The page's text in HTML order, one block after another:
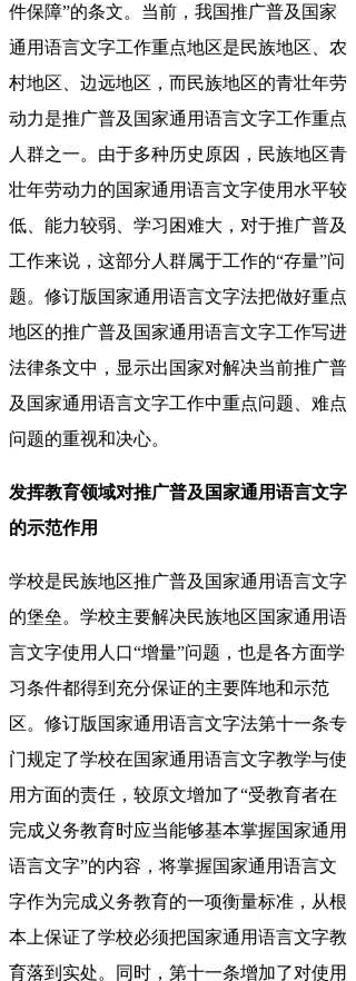
件保障”的条文。当前，我国推广普及国家
通用语言文字工作重点地区是民族地区、农
村地区、边远地区，而民族地区的青壮年劳
动力是推广普及国家通用语言文字工作重点
人群之一。由于多种历史原因，民族地区青
壮年劳动力的国家通用语言文字使用水平较
低、能力较弱、学习困难大，对于推广普及
工作来说，这部分人群属于工作的“存量”问
题。修订版国家通用语言文字法把做好重点
地区的推广普及国家通用语言文字工作写进
法律条文中，显示出国家对解决当前推广普
及国家通用语言文字工作中重点问题、难点
问题的重视和决心。
发挥教育领域对推广普及国家通用语言文字
的示范作用
学校是民族地区推广普及国家通用语言文字
的堡垒。学校主要解决民族地区国家通用语
言文字使用人口“增量”问题，也是各方面学
习条件都得到充分保证的主要阵地和示范
区。修订版国家通用语言文字法第十一条专
门规定了学校在国家通用语言文字教学与使
用方面的责任，较原文增加了“受教育者在
完成义务教育时应当能够基本掌握国家通用
语言文字”的内容，将掌握国家通用语言文
字作为完成义务教育的一项衡量标准，从根
本上保证了学校必须把国家通用语言文字教
育落到实处。同时，第十一条增加了对使用